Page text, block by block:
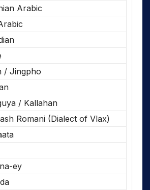
Arabic
/ Jingpho
/ Kallahan
Romani (Dialect of Vlax)
ey